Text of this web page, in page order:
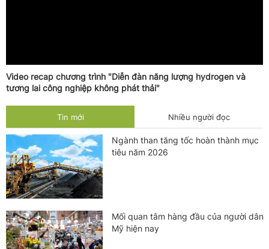
Video recap chương trình "Diễn đàn năng lượng hydrogen và
tương lai công nghiệp không phát thải"
Tin mới Nhiều người đọc
Ngành than tăng tốc hoàn thành mục
tiêu năm 2026
Mối quan tâm hàng đầu của người dân
Mỹ hiện nay